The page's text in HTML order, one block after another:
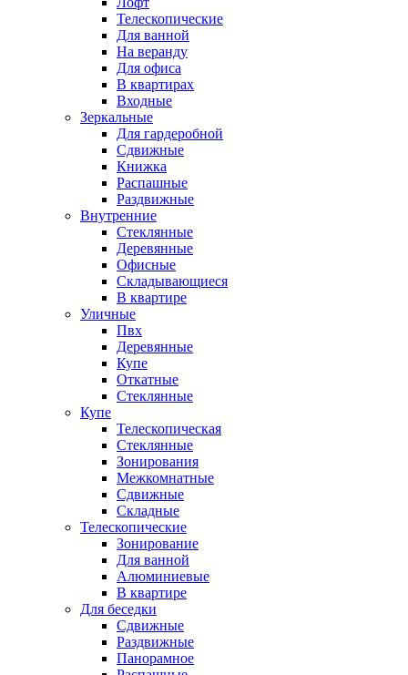
Телескопические
Для ванной
На веранду
Для офиса
В квартирах
Входные
Зеркальные
Для гардеробной
Сдвижные
Книжка
Распашные
Раздвижные
Внутренние
Стеклянные
Деревянные
Офисные
Складывающиеся
В квартире
Уличные
Пвх
Деревянные
Купе
Откатные
Стеклянные
Купе
Телескопическая
Стеклянные
Зонирования
Межкомнатные
Сдвижные
Складные
Телескопические
Зонирование
Для ванной
Алюминиевые
В квартире
Для беседки
Сдвижные
Раздвижные
Панорамное